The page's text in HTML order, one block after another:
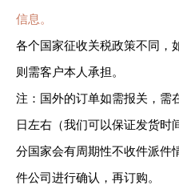
信息。
各个国家征收关税政策不同，
则需客户本人承担。
注：国外的订单如需报关，需
日左右（我们可以保证发货时
分国家会有周期性不收件派件
件公司进行确认，再订购。